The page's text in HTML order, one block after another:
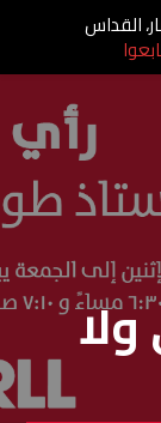
القداس